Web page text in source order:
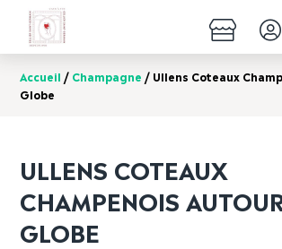
Accueil / Champagne / Ullens Coteaux
Globe
ULLENS COTEAUX
CHAMPENOIS
GLOBE